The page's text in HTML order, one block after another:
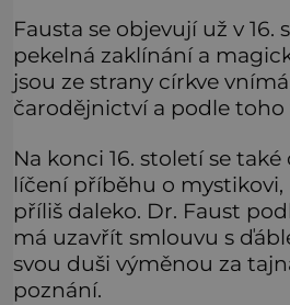
Fausta se objevují už v 16.
pekelná zaklínání a
jsou ze strany církve
čarodějnictví a podle toho
Na konci 16. století se
líčení příběhu o mystikovi,
příliš daleko. Dr. Faust
má uzavřít smlouvu s
svou duši výměnou za
poznání.